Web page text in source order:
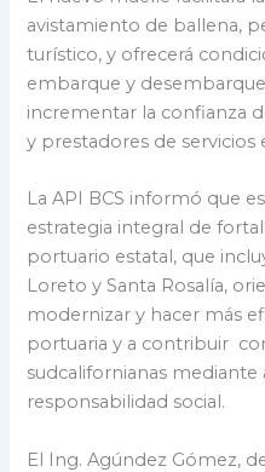
avistamiento de ballena,
turístico, y ofrecerá
embarque y
incrementar la confianza
y prestadores de servicios
La API BCS informó que
estrategia integral de
portuario estatal, que
Loreto y Santa Rosalía,
modernizar y hacer más
portuaria y a contribuir
sudcalifornianas mediante
responsabilidad social.
El Ing. Agúndez Gómez,